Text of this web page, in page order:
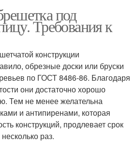
под
Требования к
конструкции
обрезные доски или бруски
по ГОСТ 8486-86. Благодаря
они достаточно хорошо
Тем не менее желательна
и антипиренами, которая
конструкций, продлевает срок
раз.